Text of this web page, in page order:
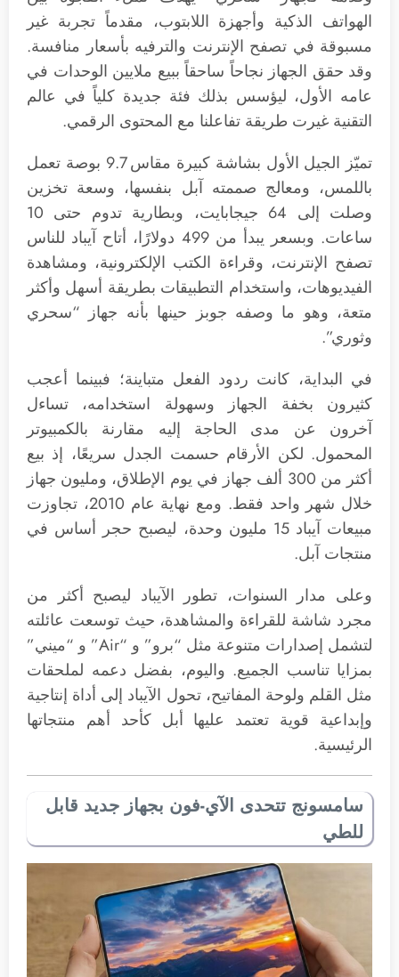
الهواتف الذكية وأجهزة اللابتوب، مقدماً تجربة غير
مسبوقة في تصفح الإنترنت والترفيه بأسعار منافسة.
وقد حقق الجهاز نجاحاً ساحقاً ببيع ملايين الوحدات في
عامه الأول، ليؤسس بذلك فئة جديدة كلياً في عالم
التقنية غيرت طريقة تفاعلنا مع المحتوى الرقمي.
تميّز الجيل الأول بشاشة كبيرة مقاس 9.7 بوصة تعمل
باللمس، ومعالج صممته آبل بنفسها، وسعة تخزين
وصلت إلى 64 جيجابايت، وبطارية تدوم حتى 10
ساعات. وبسعر يبدأ من 499 دولارًا، أتاح آيباد للناس
تصفح الإنترنت، وقراءة الكتب الإلكترونية، ومشاهدة
الفيديوهات، واستخدام التطبيقات بطريقة أسهل وأكثر
متعة، وهو ما وصفه جوبز حينها بأنه جهاز “سحري
وثوري”.
في البداية، كانت ردود الفعل متباينة؛ فبينما أعجب
كثيرون بخفة الجهاز وسهولة استخدامه، تساءل
آخرون عن مدى الحاجة إليه مقارنة بالكمبيوتر
المحمول. لكن الأرقام حسمت الجدل سريعًا، إذ بيع
أكثر من 300 ألف جهاز في يوم الإطلاق، ومليون جهاز
خلال شهر واحد فقط. ومع نهاية عام 2010، تجاوزت
مبيعات آيباد 15 مليون وحدة، ليصبح حجر أساس في
منتجات آبل.
وعلى مدار السنوات، تطور الآيباد ليصبح أكثر من
مجرد شاشة للقراءة والمشاهدة، حيث توسعت عائلته
لتشمل إصدارات متنوعة مثل “برو” و “Air” و “ميني”
بمزايا تناسب الجميع. واليوم، بفضل دعمه لملحقات
مثل القلم ولوحة المفاتيح، تحول الآيباد إلى أداة إنتاجية
وإبداعية قوية تعتمد عليها أبل كأحد أهم منتجاتها
الرئيسية.
سامسونج تتحدى الآي-فون بجهاز جديد قابل
للطي